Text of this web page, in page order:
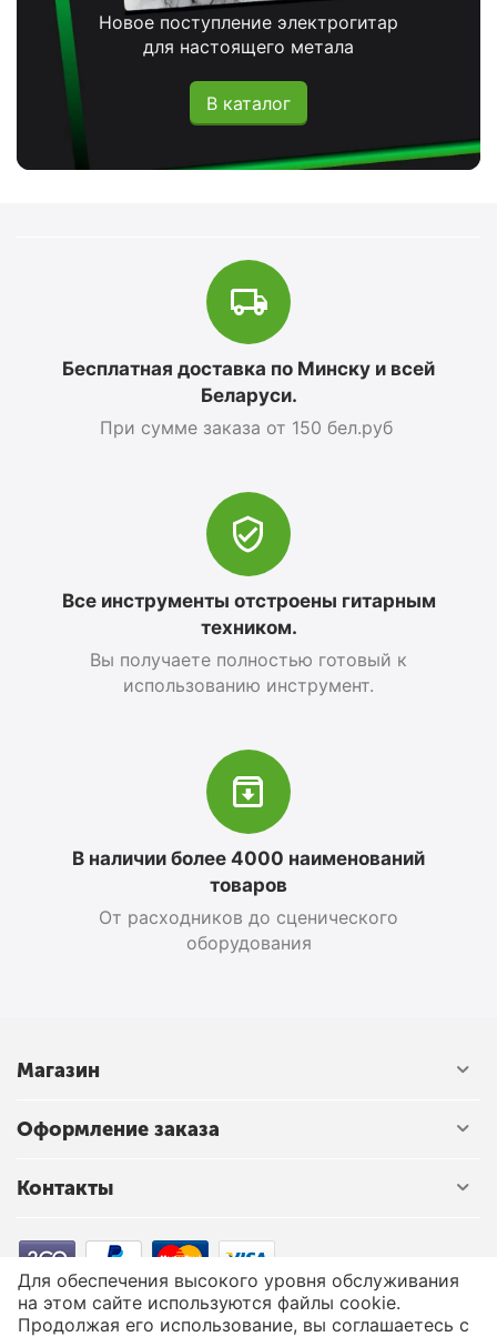
Новое поступление электрогитар
для настоящего метала
В каталог
Бесплатная доставка по Минску и всей
Беларуси.
При сумме заказа от 150 бел.руб
Все инструменты отстроены гитарным
техником.
Вы получаете полностью готовый к
использованию инструмент.
В наличии более 4000 наименований
товаров
От расходников до сценического
оборудования
Магазин
Оформление заказа
Контакты
© 2003 - 2026 Твой Звук - магазин музыкальных инструментов.
Для обеспечения высокого уровня обслуживания
на этом сайте используются файлы cookie.
Продолжая его использование, вы соглашаетесь с